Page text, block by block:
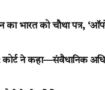
का भारत को चौथा पत्र,
ने कहा—संवैधानिक